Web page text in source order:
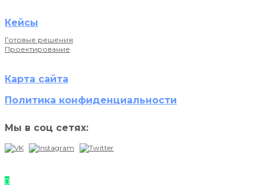
Кейсы
Готовые решения
Проектирование
Карта сайта
Политика конфиденциальности
Мы в соц сетях: